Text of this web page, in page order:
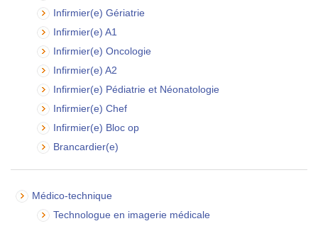
Infirmier(e) Gériatrie
Infirmier(e) A1
Infirmier(e) Oncologie
Infirmier(e) A2
Infirmier(e) Pédiatrie et Néonatologie
Infirmier(e) Chef
Infirmier(e) Bloc op
Brancardier(e)
Médico-technique
Technologue en imagerie médicale